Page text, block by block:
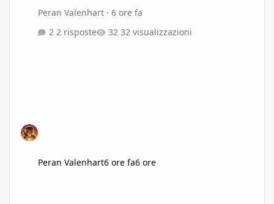
Peran Valenhart ·6 ore fa
2 risposte
32 visualizzazioni
Peran Valenhart6 ore fa6 ore